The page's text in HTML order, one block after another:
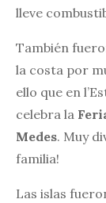
lleve
También
la costa por
ello que en
celebra la
Medes. Muy
familia!
Las islas